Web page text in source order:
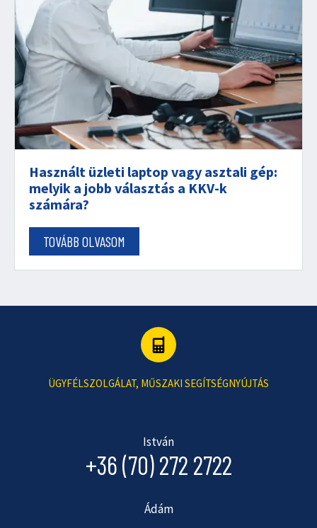
Használt üzleti laptop vagy asztali gép:
melyik a jobb választás a KKV-k
számára?
TOVÁBB OLVASOM
ÜGYFÉLSZOLGÁLAT, MŰSZAKI SEGÍTSÉGNYÚJTÁS
István
+36 (70) 272 2722
Ádám